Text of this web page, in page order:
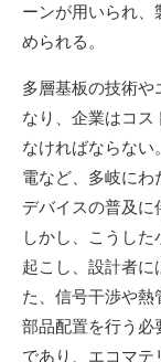
ーンが用いられ
められる。
多層基板の技術や
なり、企業はコス
なければならな
電など、多岐にわ
デバイスの普及に
しかし、こうし
起こし、設計者に
た、信号干渉や
部品配置を行う必
であり、エコマ